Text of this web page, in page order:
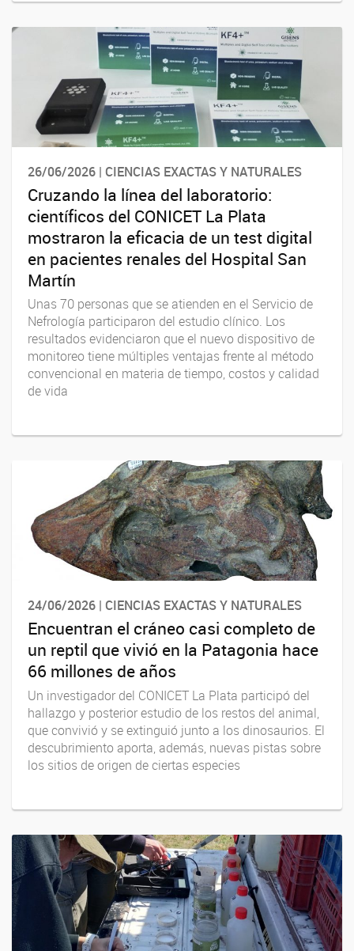
26/06/2026 | CIENCIAS EXACTAS Y NATURALES
Cruzando la línea del laboratorio:
científicos del CONICET La Plata
mostraron la eficacia de un test digital
en pacientes renales del Hospital San
Martín
Unas 70 personas que se atienden en el Servicio de
Nefrología participaron del estudio clínico. Los
resultados evidenciaron que el nuevo dispositivo de
monitoreo tiene múltiples ventajas frente al método
convencional en materia de tiempo, costos y calidad
de vida
24/06/2026 | CIENCIAS EXACTAS Y NATURALES
Encuentran el cráneo casi completo de
un reptil que vivió en la Patagonia hace
66 millones de años
Un investigador del CONICET La Plata participó del
hallazgo y posterior estudio de los restos del animal,
que convivió y se extinguió junto a los dinosaurios. El
descubrimiento aporta, además, nuevas pistas sobre
los sitios de origen de ciertas especies